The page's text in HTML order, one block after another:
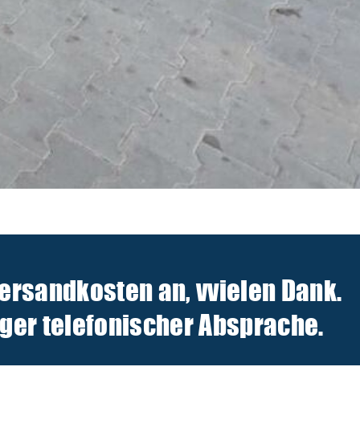
an, vvielen Dank.
telefonischer Absprache.